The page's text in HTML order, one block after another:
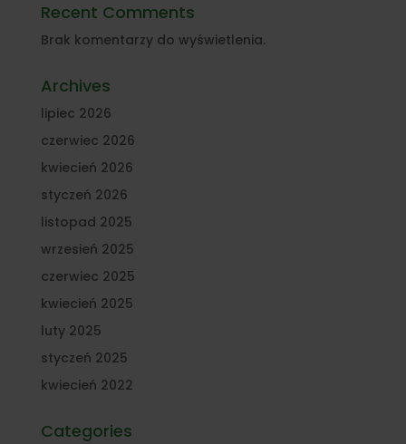
Recent Comments
Brak komentarzy do wyświetlenia.
Archives
lipiec 2026
czerwiec 2026
kwiecień 2026
styczeń 2026
listopad 2025
wrzesień 2025
czerwiec 2025
kwiecień 2025
luty 2025
styczeń 2025
kwiecień 2022
Categories